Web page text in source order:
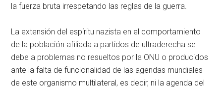
la fuerza bruta irrespetando las reglas de la guerra.
La extensión del espíritu nazista en el comportamiento
de la población afiliada a partidos de ultraderecha se
debe a problemas no resueltos por la ONU o producidos
ante la falta de funcionalidad de las agendas mundiales
de este organismo multilateral, es decir, ni la agenda del